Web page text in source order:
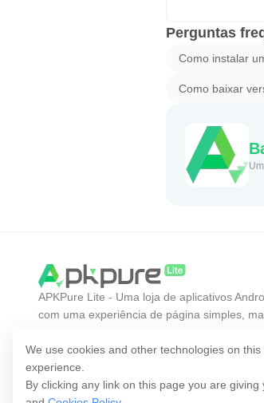
Perguntas
Como instalar
Como baixar
We use cookies and other technologies on
experience.
By clicking any link on this page you are
APKPure Lite - Uma loja de aplicativos
com uma experiência de página simples,
forma mais fácil, rápida e segura.